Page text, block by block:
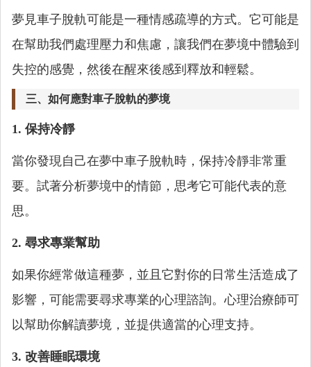
夢見車子脫軌可能是一種情感疏導的方式。它可能是
在幫助我們處理壓力和焦慮，讓我們在夢境中體驗到
失控的感覺，然後在醒來後感到釋放和輕鬆。
三、如何應對車子脫軌的夢境
1. 保持冷靜
當你發現自己在夢中車子脫軌時，保持冷靜非常重
要。試著分析夢境中的情節，思考它可能代表的意
思。
2. 尋求專業幫助
如果你經常做這種夢，並且它對你的日常生活造成了
影響，可能需要尋求專業的心理諮詢。心理治療師可
以幫助你解讀夢境，並提供適當的心理支持。
3. 改善睡眠環境